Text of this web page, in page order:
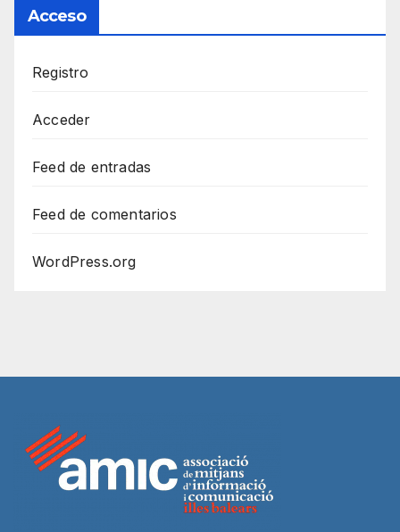
Acceso
Registro
Acceder
Feed de entradas
Feed de comentarios
WordPress.org